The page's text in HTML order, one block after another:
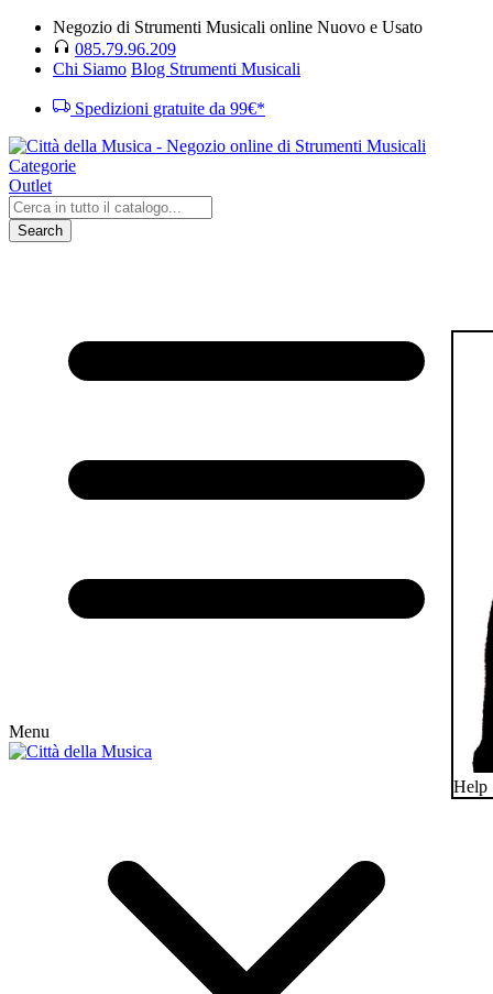
Negozio di Strumenti Musicali online Nuovo e Usato
085.79.96.209
Chi Siamo Blog Strumenti Musicali
Spedizioni gratuite da 99€*
Categorie
Outlet
Search
Menu
Help